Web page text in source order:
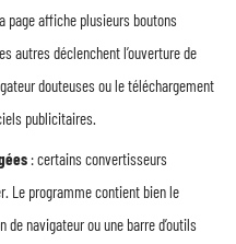
page affiche plusieurs boutons
autres déclenchent l’ouverture de
douteuses ou le téléchargement
publicitaires.
: certains convertisseurs
Le programme contient bien le
navigateur ou une barre d’outils